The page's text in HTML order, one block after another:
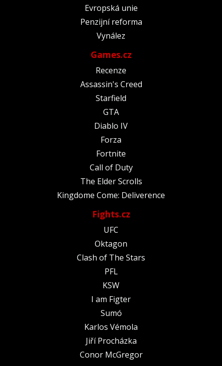
Evropská unie
Penzijní reforma
Vynález
Games.cz
Recenze
Assassin's Creed
Starfield
GTA
Diablo IV
Forza
Fortnite
Call of Duty
The Elder Scrolls
Kingdome Come: Deliverence
Fights.cz
UFC
Oktagon
Clash of The Stars
PFL
KSW
I am Figter
Sumó
Karlos Vémola
Jiří Procházka
Conor McGregor